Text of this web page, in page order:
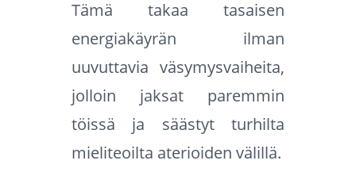
Tämä takaa tasaisen
energiakäyrän ilman
uuvuttavia väsymysvaiheita,
jolloin jaksat paremmin
töissä ja säästyt turhilta
mieliteoilta aterioiden välillä.